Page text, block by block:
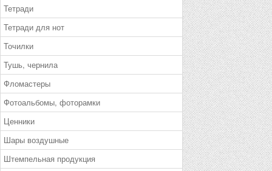
Тетради
Тетради для нот
Точилки
Тушь, чернила
Фломастеры
Фотоальбомы, фоторамки
Ценники
Шары воздушные
Штемпельная продукция